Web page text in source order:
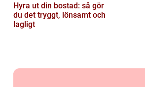
Hyra ut din bostad: så gör
du det tryggt, lönsamt och
lagligt